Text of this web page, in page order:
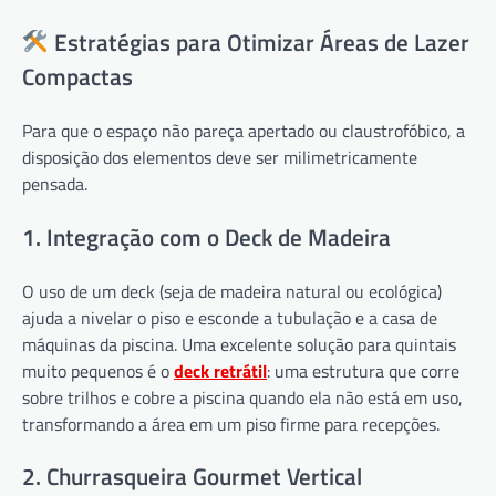
Estratégias para Otimizar Áreas de Lazer
Compactas
Para que o espaço não pareça apertado ou claustrofóbico, a
disposição dos elementos deve ser milimetricamente
pensada.
1. Integração com o Deck de Madeira
O uso de um deck (seja de madeira natural ou ecológica)
ajuda a nivelar o piso e esconde a tubulação e a casa de
máquinas da piscina. Uma excelente solução para quintais
muito pequenos é odeck retrátil: uma estrutura que corre
sobre trilhos e cobre a piscina quando ela não está em uso,
transformando a área em um piso firme para recepções.
2. Churrasqueira Gourmet Vertical